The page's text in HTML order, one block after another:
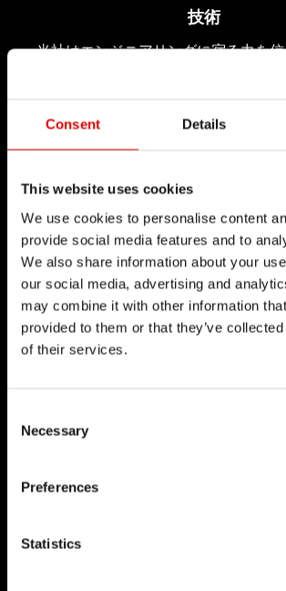
Consent Details
This website uses cookies
We use cookies to personalise content
provide social media features and to
We also share information about your
our social media, advertising and
may combine it with other information
provided to them or that they’ve
of their services.
Necessary
Preferences
Statistics
技術
当社はエンジニアリングに宿る力を
プロセスを洗練させることを目指し
アを払拭し続けること、それが当社